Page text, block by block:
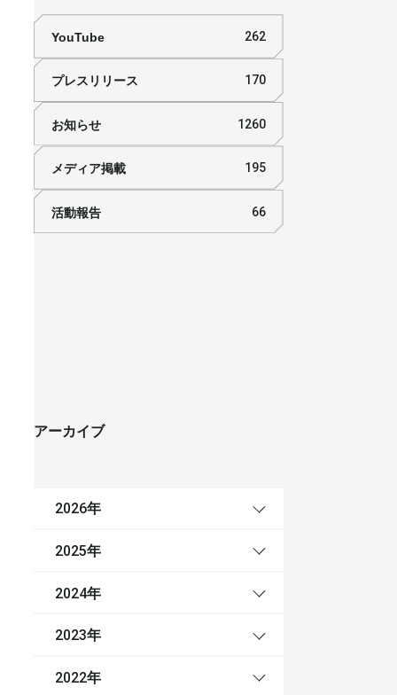
YouTube 262
プレスリリース 170
お知らせ 1260
メディア掲載 195
活動報告 66
アーカイブ
2026年
2025年
2024年
2023年
2022年